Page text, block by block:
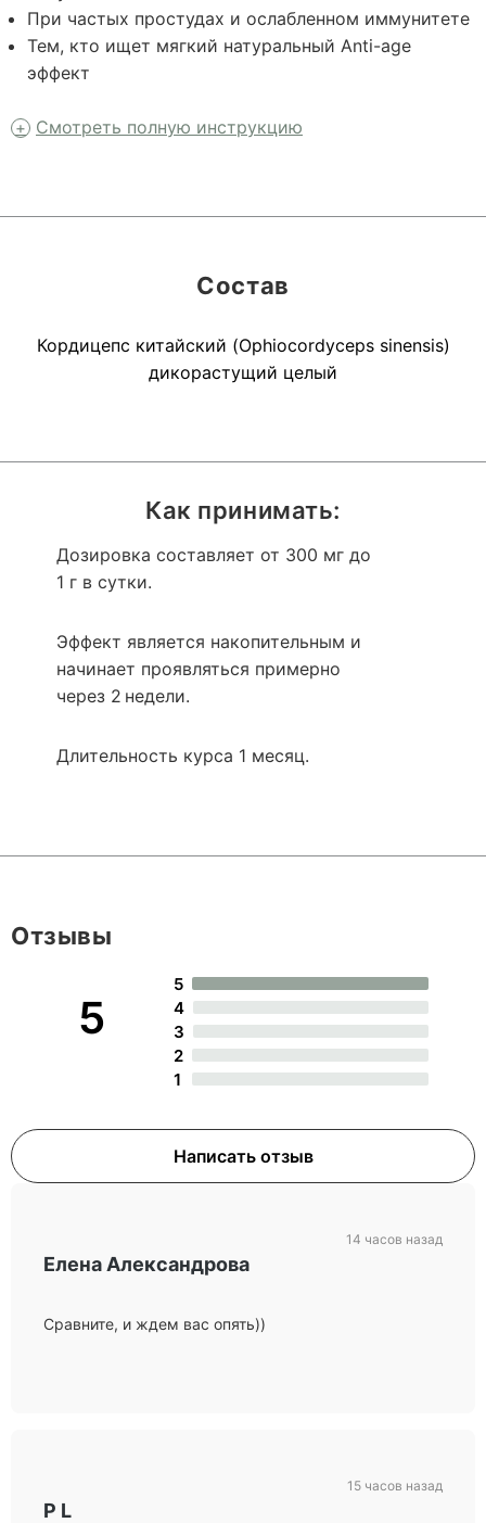
При частых простудах и ослабленном иммунитете
Тем, кто ищет мягкий натуральный Anti-age
эффект
Смотреть полную инструкцию
Как принимать:
Дозировка составляет от 300 мг до
1 г в сутки.
Эффект является накопительным и
начинает проявляться примерно
через 2 недели.
Длительность курса 1 месяц.
Состав
Кордицепс китайский (Ophiocordyceps sinensis)
дикорастущий целый
5
5
4
3
2
1
Написать отзыв
Отзывы
Елена Александрова
Сравните, и ждем вас опять))
14 часов назад
P L
15 часов назад